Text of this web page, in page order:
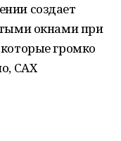
создает
окнами при
громко
САХ